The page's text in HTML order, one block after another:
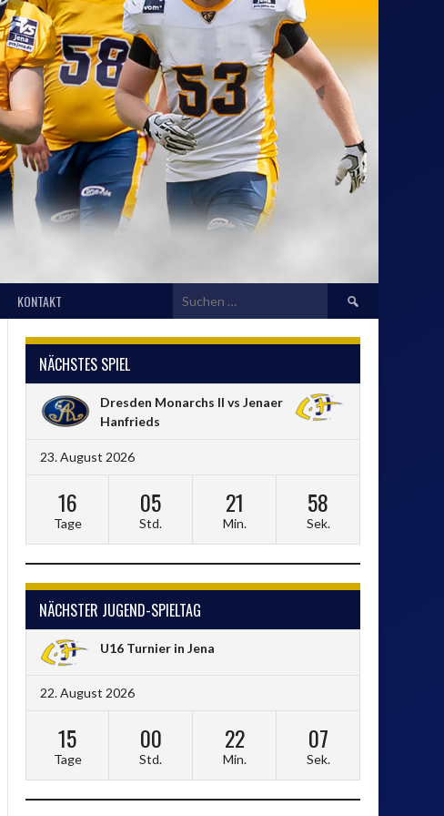
KONTAKT
Suchen
nach:
NÄCHSTES SPIEL
Dresden Monarchs II vs Jenaer
Hanfrieds
23. August 2026
16
Tage
05
Std.
21
Min.
57
Sek.
NÄCHSTER JUGEND-SPIELTAG
U16 Turnier in Jena
22. August 2026
15
Tage
00
Std.
22
Min.
06
Sek.